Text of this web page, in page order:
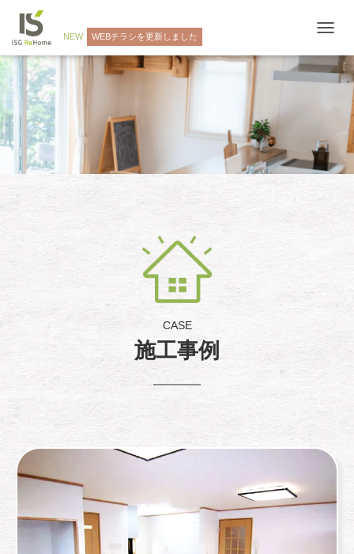
NEW WEBチラシを更新しました
ビ
ゲ
ー
を
切
り
施工事例
CASE